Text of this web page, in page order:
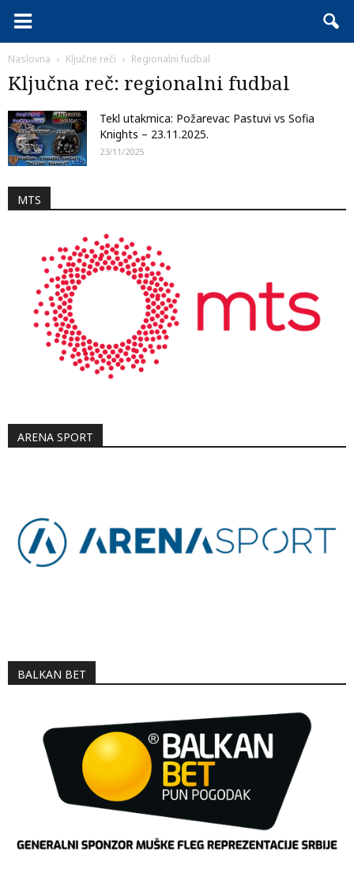
Naslovna Ključne reči Regionalni fudbal
Ključna reč: regionalni fudbal
Tekl utakmica: Požarevac Pastuvi vs Sofia
Knights – 23.11.2025.
23/11/2025
MTS
ARENA SPORT
BALKAN BET